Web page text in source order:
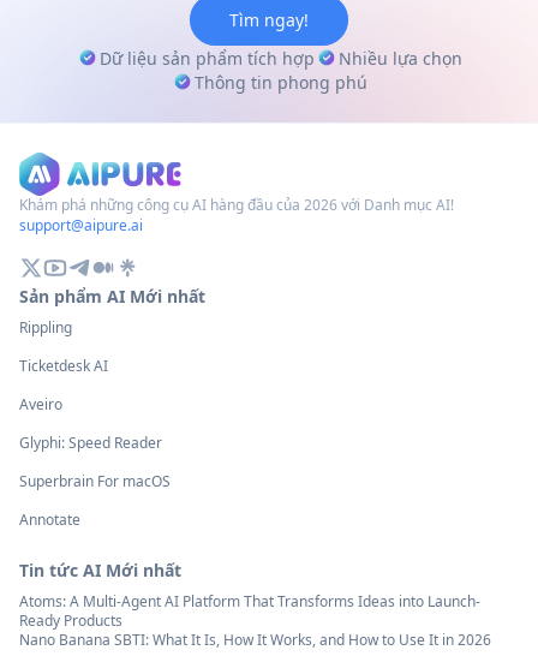
Tìm ngay!
Dữ liệu sản phẩm tích hợp
Nhiều lựa chọn
Thông tin phong phú
Khám phá những công cụ AI hàng đầu của 2026 với Danh mục AI!
support@aipure.ai
Sản phẩm AI Mới nhất
Rippling
Ticketdesk AI
Aveiro
Glyphi: Speed Reader
Superbrain For macOS
Annotate
Tin tức AI Mới nhất
Atoms: A Multi-Agent AI Platform That Transforms Ideas into Launch-
Ready Products
Nano Banana SBTI: What It Is, How It Works, and How to Use It in 2026